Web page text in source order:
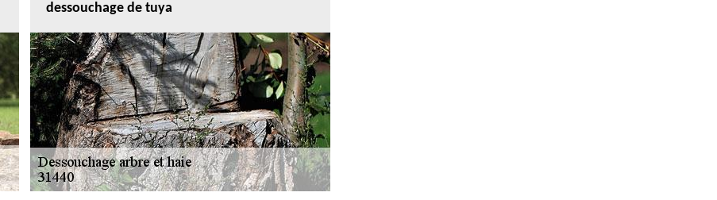
dessouchage de tuya